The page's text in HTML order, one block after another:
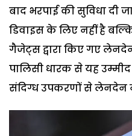
बाद भरपाई की सुविधा दी
डिवाइस के लिए नहीं है
गैजेट्स द्वारा किए गए
पालिसी धारक से यह
संदिग्ध उपकरणों से लेनदेन